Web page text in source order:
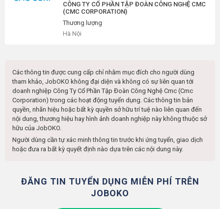
CÔNG TY CỔ PHẦN TẬP ĐOÀN CÔNG NGHỆ CMC
(CMC CORPORATION)
Thương lượng
Hà Nội
Các thông tin được cung cấp chỉ nhằm mục đích cho người dùng
tham khảo, JobOKO không đại diện và không có sự liên quan tới
doanh nghiệp Công Ty Cổ Phần Tập Đoàn Công Nghệ Cmc (cmc
Corporation) trong các hoạt động tuyển dụng. Các thông tin bản
quyền, nhãn hiệu hoặc bất kỳ quyền sở hữu trí tuệ nào liên quan đến
nội dung, thương hiệu hay hình ảnh doanh nghiệp này không thuộc sở
hữu của JobOKO.
Người dùng cần tự xác minh thông tin trước khi ứng tuyển, giao dịch
hoặc đưa ra bất kỳ quyết định nào dựa trên các nội dung này.
ĐĂNG TIN TUYỂN DỤNG MIỄN PHÍ TRÊN
JOBOKO